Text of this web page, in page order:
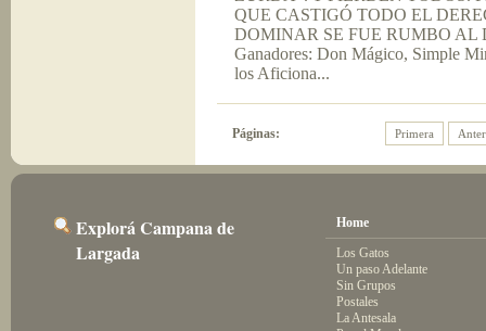
QUE CASTIGÓ TODO EL
DOMINAR SE FUE RUMBO AL
Ganadores: Don Mágico, Simple
los Aficiona...
Páginas: Primera
Explorá Campana de
Largada
Home
Los Gatos
Un paso Adelante
Sin Grupos
Postales
La Antesala